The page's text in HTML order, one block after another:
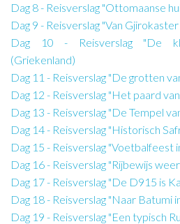
Dag 8 - Reisverslag "Ottomaanse
Dag 9 - Reisverslag "Van
Dag 10 - Reisverslag "De
(Griekenland)
Dag 11 - Reisverslag "De grotten
Dag 12 - Reisverslag "Het paard
Dag 13 - Reisverslag "De Tempel
Dag 14 - Reisverslag "Historisch
Dag 15 - Reisverslag "Voetbalfeest
Dag 16 - Reisverslag "Rijbewijs
Dag 17 - Reisverslag "De D915 is
Dag 18 - Reisverslag "Naar Batumi
Dag 19 - Reisverslag "Een typisch